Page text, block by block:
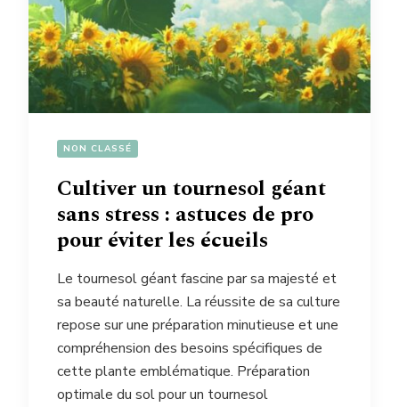
NON CLASSÉ
Cultiver un tournesol géant
sans stress : astuces de pro
pour éviter les écueils
Le tournesol géant fascine par sa majesté et
sa beauté naturelle. La réussite de sa culture
repose sur une préparation minutieuse et une
compréhension des besoins spécifiques de
cette plante emblématique. Préparation
optimale du sol pour un tournesol